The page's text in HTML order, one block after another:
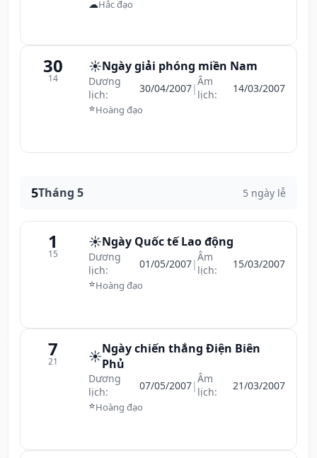
☁Hắc đạo
30
14
☀️Ngày giải phóng miền Nam
Dương
lịch:
30/04/2007|Âm
lịch:
14/03/2007
⭐Hoàng đạo
5Tháng 5 5 ngày lễ
1
15
☀️Ngày Quốc tế Lao động
Dương
lịch:
01/05/2007|Âm
lịch:
15/03/2007
⭐Hoàng đạo
7
21 ☀️Ngày chiến thắng Điện Biên
Phủ
Dương
lịch:
07/05/2007|Âm
lịch:
21/03/2007
⭐Hoàng đạo